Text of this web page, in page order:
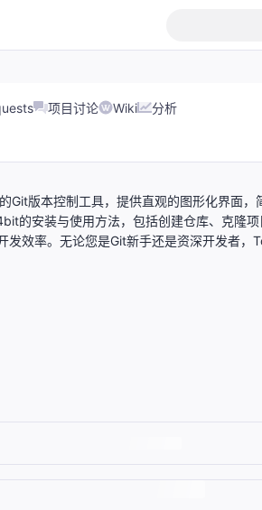
项目讨论 Wiki 分析
Git版本控制工具，提供直观的图形化界面，
的安装与使用方法，包括创建仓库、克隆
发效率。无论您是Git新手还是资深开发者